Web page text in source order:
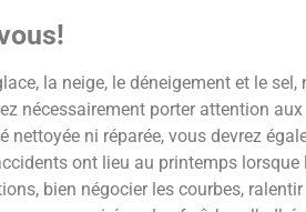
la neige, le déneigement et le
nécessairement porter attention
nettoyée ni réparée, vous devrez
ont lieu au printemps lorsque
bien négocier les courbes,